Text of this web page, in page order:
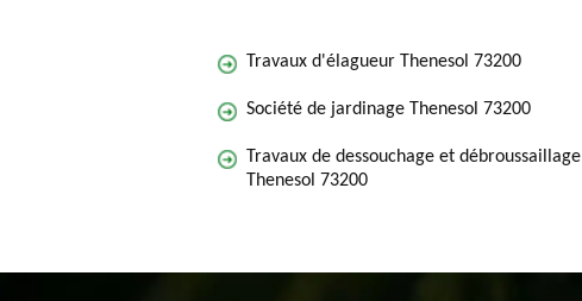
Travaux d'élagueur Thenesol 73200
Société de jardinage Thenesol 73200
Travaux de dessouchage et débroussaillage
Thenesol 73200